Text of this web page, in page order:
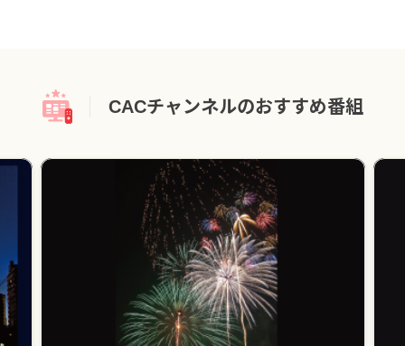
CACチャンネルのおすすめ番組